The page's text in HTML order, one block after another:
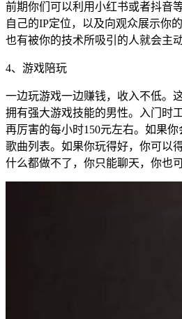
前期你们可以利用小红书或者抖音
自己的IP定位，以及向观众展示你
也有被你的技术所吸引的人就会主
4、游戏陪玩
一边玩游戏一边赚钱，收入不低。
拥有强大游戏技能的男性。入门时
再厉害的每小时150元左右。如果
歌曲列表。如果你玩得好，你可以
什么都做不了，你只能聊天，你也